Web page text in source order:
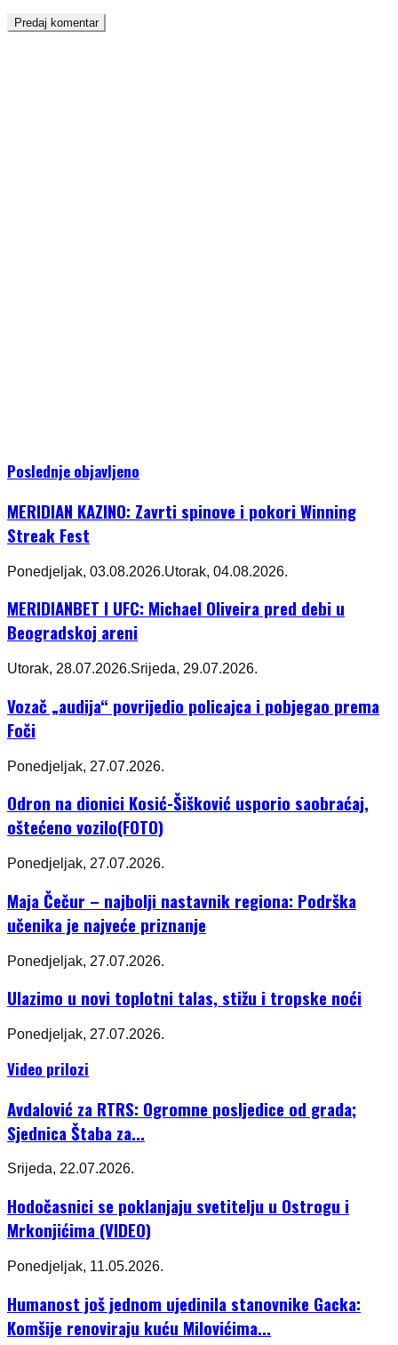
Poslednje objavljeno
MERIDIAN KAZINO: Zavrti spinove i pokori Winning
Streak Fest
Ponedjeljak, 03.08.2026.Utorak, 04.08.2026.
MERIDIANBET I UFC: Michael Oliveira pred debi u
Beogradskoj areni
Utorak, 28.07.2026.Srijeda, 29.07.2026.
Vozač „audija“ povrijedio policajca i pobjegao prema
Foči
Ponedjeljak, 27.07.2026.
Odron na dionici Kosić-Šišković usporio saobraćaj,
oštećeno vozilo(FOTO)
Ponedjeljak, 27.07.2026.
Maja Čečur – najbolji nastavnik regiona: Podrška
učenika je najveće priznanje
Ponedjeljak, 27.07.2026.
Ulazimo u novi toplotni talas, stižu i tropske noći
Ponedjeljak, 27.07.2026.
Video prilozi
Avdalović za RTRS: Ogromne posljedice od grada;
Sjednica Štaba za...
Srijeda, 22.07.2026.
Hodočasnici se poklanjaju svetitelju u Ostrogu i
Mrkonjićima (VIDEO)
Ponedjeljak, 11.05.2026.
Humanost još jednom ujedinila stanovnike Gacka:
Komšije renoviraju kuću Milovićima...